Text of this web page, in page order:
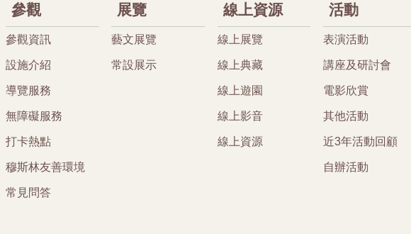
參觀
參觀資訊
設施介紹
導覽服務
無障礙服務
打卡熱點
穆斯林友善環境
常見問答
展覽
藝文展覽
常設展示
線上資源
線上展覽
線上典藏
線上遊園
線上影音
線上資源
活動
表演活動
講座及研討會
電影欣賞
其他活動
近3年活動回顧
自辦活動